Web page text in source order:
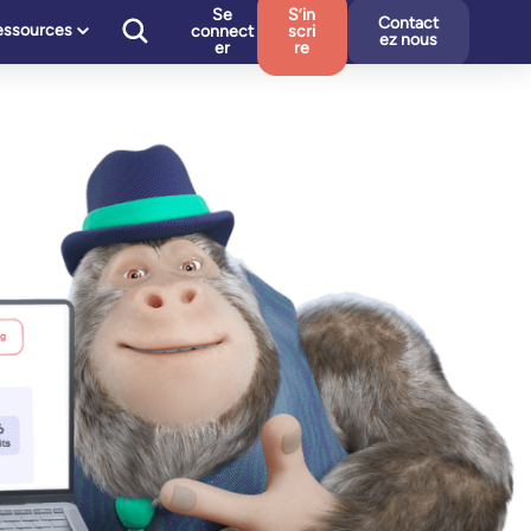
Se
connect
er
S’in
scri
re
Contact
ez nous